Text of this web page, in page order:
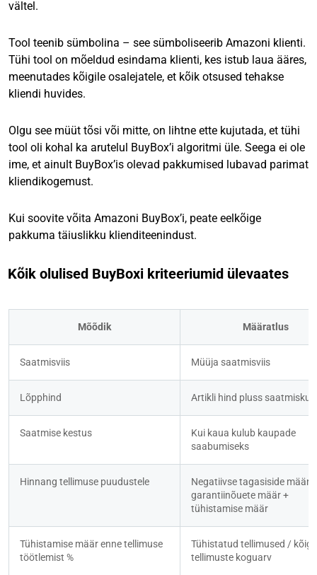
vältel.
Tool teenib sümbolina – see sümboliseerib Amazoni klienti.
Tühi tool on mõeldud esindama klienti, kes istub laua ääres,
meenutades kõigile osalejatele, et kõik otsused tehakse
kliendi huvides.
Olgu see müüt tõsi või mitte, on lihtne ette kujutada, et tühi
tool oli kohal ka arutelul BuyBox’i algoritmi üle. Seega ei ole
ime, et ainult BuyBox’is olevad pakkumised lubavad parimat
kliendikogemust.
Kui soovite võita Amazoni BuyBox’i, peate eelkõige
pakkuma täiuslikku klienditeenindust.
Kõik olulised BuyBoxi kriteeriumid ülevaates
Mõõdik Määratlus
Saatmisviis Müüja saatmisviis
Lõpphind Artikli hind pluss
Saatmise kestus
Kui kaua kulub kaupade
saabumiseks
Hinnang tellimuse puudustele
Negatiivse tagasiside määr
garantiinõuete määr +
tühistamise määr
Tühistamise määr enne tellimuse
töötlemist %
Tühistatud tellimused / kõigi
tellimuste koguarv